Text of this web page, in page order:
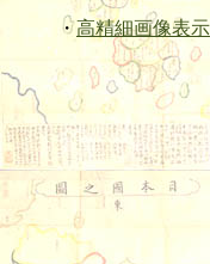
・高精細画像表